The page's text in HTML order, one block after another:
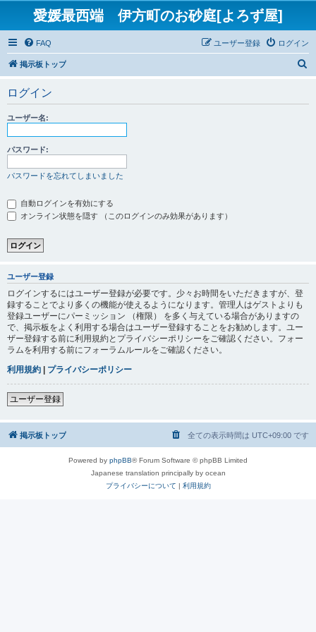
愛媛最西端 伊方町のお砂庭[よろず屋]
FAQ ログイン
ユーザー登録
掲示板トップ
ログイン
ユーザー名:
パスワード:
パスワードを忘れてしまいました
自動ログインを有効にする
オンライン状態を隠す （このログインのみ効果があります）
ユーザー登録
ログインするにはユーザー登録が必要です。少々お時間をいただきますが、登
録することでより多くの機能が使えるようになります。管理人はゲストよりも
登録ユーザーにパーミッション （権限） を多く与えている場合がありますの
で、掲示板をよく利用する場合はユーザー登録することをお勧めします。ユー
ザー登録する前に利用規約とプライバシーポリシーをご確認ください。フォー
ラムを利用する前にフォーラムルールをご確認ください。
利用規約 | プライバシーポリシー
ユーザー登録
掲示板トップ 全ての表示時間は UTC+09:00 です
Powered by phpBB® Forum Software © phpBB Limited
Japanese translation principally by ocean
プライバシーについて | 利用規約